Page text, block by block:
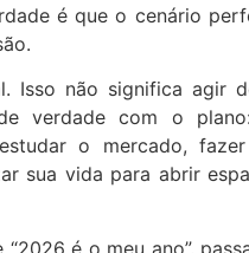
é que o cenário
Isso não significa agir
verdade com o
o mercado,
sua vida para abrir
é o meu ano”,